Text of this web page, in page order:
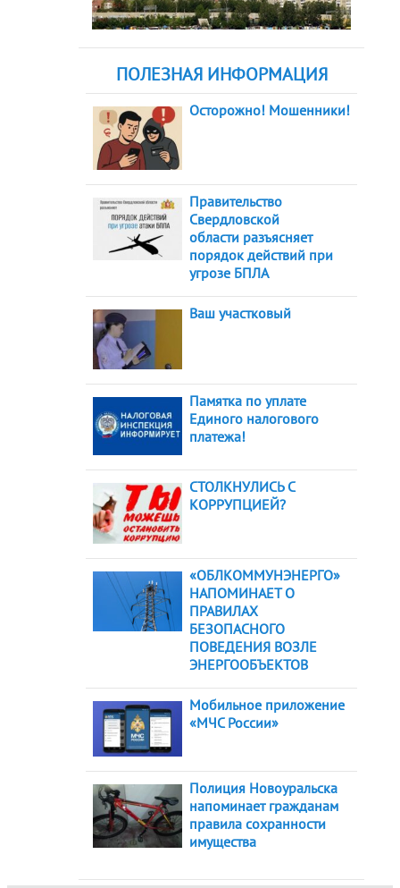
ПОЛЕЗНАЯ ИНФОРМАЦИЯ
Осторожно! Мошенники!
Правительство
Свердловской
области разъясняет
порядок действий при
угрозе БПЛА
Ваш участковый
Памятка по уплате
Единого налогового
платежа!
СТОЛКНУЛИСЬ С
КОРРУПЦИЕЙ?
«ОБЛКОММУНЭНЕРГО»
НАПОМИНАЕТ О
ПРАВИЛАХ
БЕЗОПАСНОГО
ПОВЕДЕНИЯ ВОЗЛЕ
ЭНЕРГООБЪЕКТОВ
Мобильное приложение
«МЧС России»
Полиция Новоуральска
напоминает гражданам
правила сохранности
имущества